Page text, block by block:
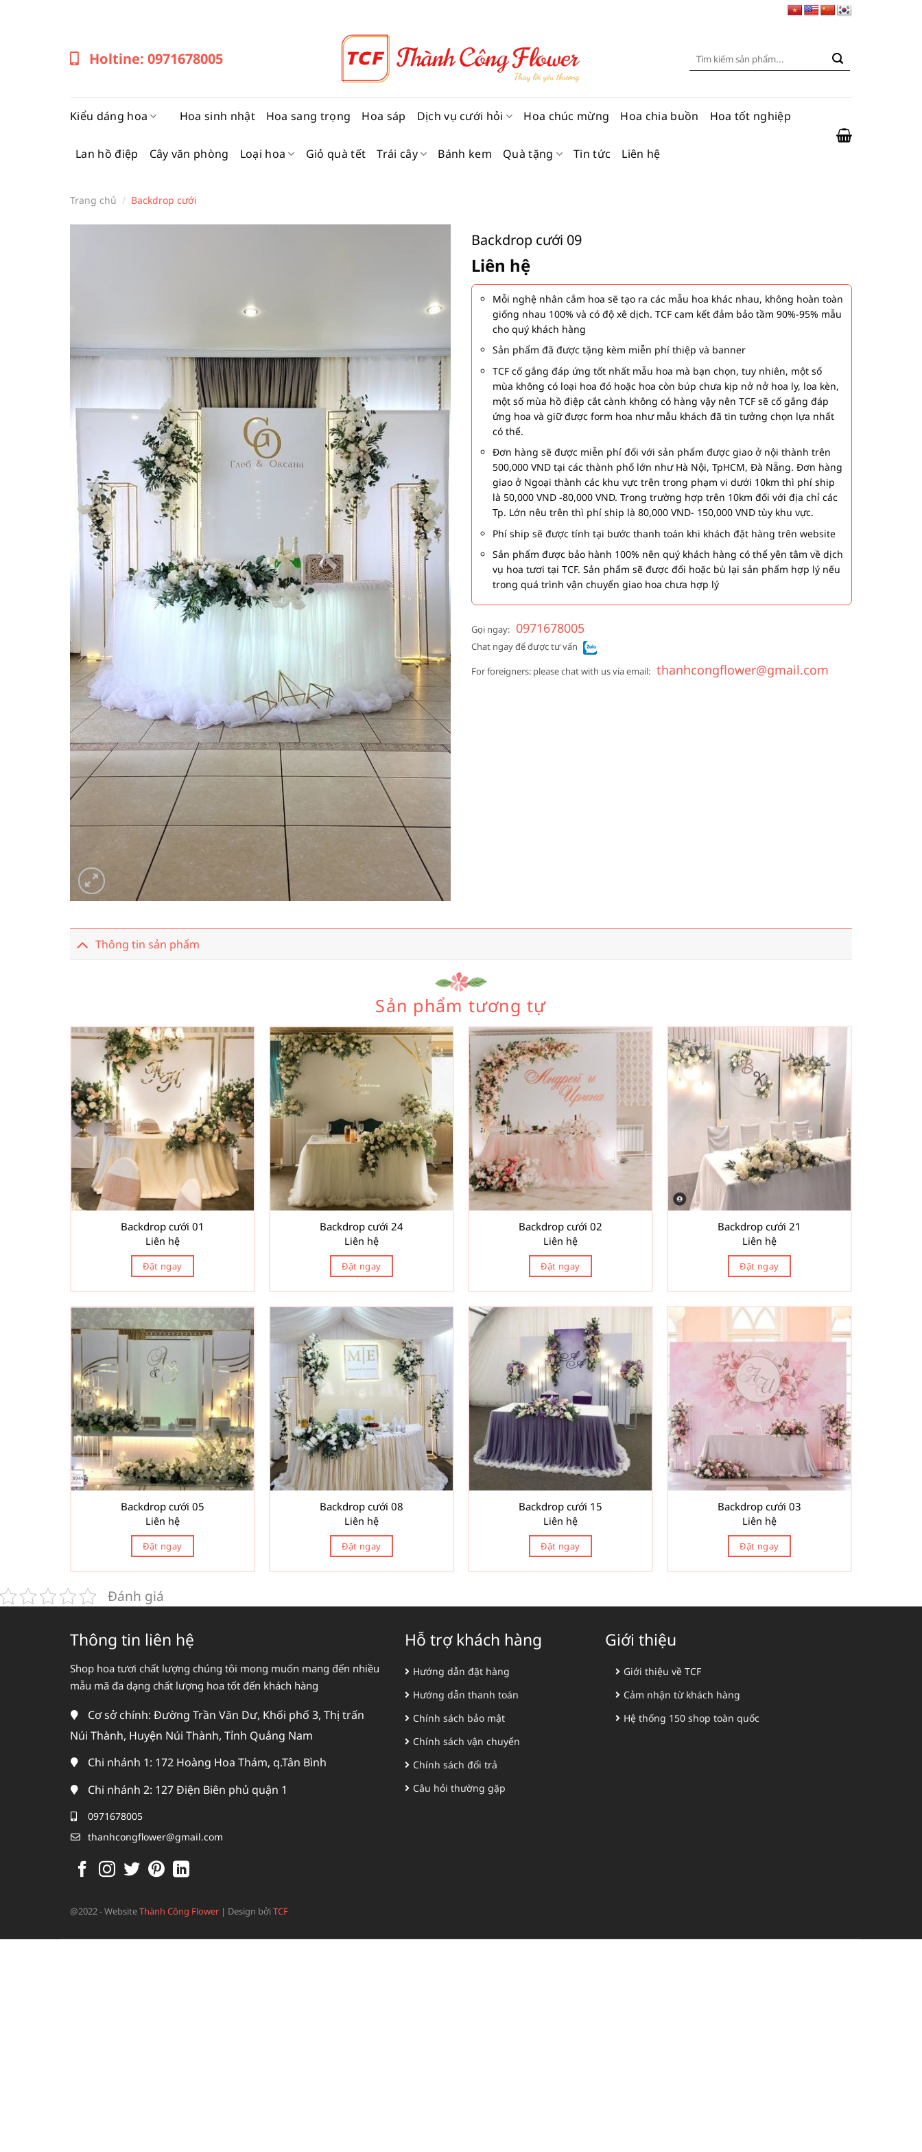
Holtine: 0971678005
Tìm
Kiểu dáng hoa Hoa sinh nhật Hoa sang trọng Hoa sáp Dịch vụ cưới hỏi Hoa chúc mừng Hoa chia buồn Hoa tốt nghiệp
Lan hồ điệp Cây văn phòng Loại hoa Giỏ quà tết Trái cây Bánh kem Quà tặng Tin tức Liên hệ
Trang chủ / Backdrop cưới
Backdrop cưới 09
Liên hệ
Mỗi nghệ nhân cắm hoa sẽ tạo ra các mẫu hoa khác nhau, không hoàn toàn
giống nhau 100% và có độ xê dịch. TCF cam kết đảm bảo tầm 90%-95% mẫu
cho quý khách hàng
Sản phẩm đã được tặng kèm miễn phí thiệp và banner
TCF cố gắng đáp ứng tốt nhất mẫu hoa mà bạn chọn, tuy nhiên, một số
mùa không có loại hoa đó hoặc hoa còn búp chưa kịp nở nở hoa ly, loa kèn,
một số mùa hồ điệp cắt cành không có hàng vậy nên TCF sẽ cố gắng đáp
ứng hoa và giữ được form hoa như mẫu khách đã tin tưởng chọn lựa nhất
có thể.
Đơn hàng sẽ được miễn phí đối với sản phẩm được giao ở nội thành trên
500,000 VND tại các thành phố lớn như Hà Nội, TpHCM, Đà Nẵng. Đơn hàng
giao ở Ngoại thành các khu vực trên trong phạm vi dưới 10km thì phí ship
là 50,000 VND -80,000 VND. Trong trường hợp trên 10km đối với địa chỉ các
Tp. Lớn nêu trên thì phí ship là 80,000 VND- 150,000 VND tùy khu vực.
Phí ship sẽ được tính tại bước thanh toán khi khách đặt hàng trên website
Sản phẩm được bảo hành 100% nên quý khách hàng có thể yên tâm về dịch
vụ hoa tươi tại TCF. Sản phẩm sẽ được đổi hoặc bù lại sản phẩm hợp lý nếu
trong quá trình vận chuyển giao hoa chưa hợp lý
Gọi ngay: 0971678005
Chat ngay để được tư vấn
For foreigners: please chat with us via email: thanhcongflower@gmail.com
Thông tin sản phẩm
Sản phẩm tương tự
Backdrop cưới 01
Liên hệ
Đặt ngay
Backdrop cưới 24
Liên hệ
Đặt ngay
Backdrop cưới 02
Liên hệ
Đặt ngay
Backdrop cưới 21
Liên hệ
Đặt ngay
Backdrop cưới 05
Liên hệ
Đặt ngay
Backdrop cưới 08
Liên hệ
Đặt ngay
Backdrop cưới 15
Liên hệ
Đặt ngay
Backdrop cưới 03
Liên hệ
Đặt ngay
Đánh giá
Thông tin liên hệ
Shop hoa tươi chất lượng chúng tôi mong muốn mang đến nhiều
mẫu mã đa dạng chất lượng hoa tốt đến khách hàng
Cơ sở chính: Đường Trần Văn Dư, Khối phố 3, Thị trấn
Núi Thành, Huyện Núi Thành, Tỉnh Quảng Nam
Chi nhánh 1: 172 Hoàng Hoa Thám, q.Tân Bình
Chi nhánh 2: 127 Điện Biên phủ quận 1
0971678005
thanhcongflower@gmail.com
Hỗ trợ khách hàng
Hướng dẫn đặt hàng
Hướng dẫn thanh toán
Chính sách bảo mật
Chính sách vận chuyển
Chính sách đổi trả
Câu hỏi thường gặp
Giới thiệu
Giới thiệu về TCF
Cảm nhận từ khách hàng
Hệ thống 150 shop toàn quốc
@2022 - WebsiteThành Công Flower | Design bởiTCF